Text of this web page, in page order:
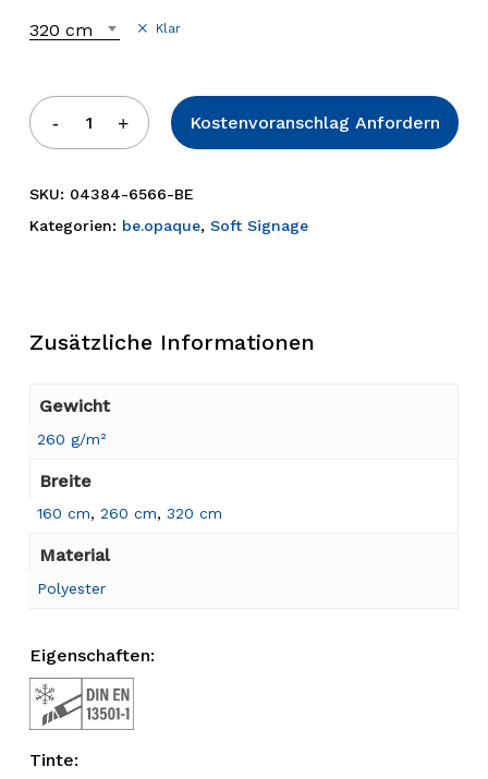
320 cm Klar
Kostenvoranschlag Anfordern
SKU: 04384-6566-BE
Kategorien: be.opaque, Soft Signage
Zusätzliche Informationen
Gewicht
260 g/m²
Breite
160 cm, 260 cm, 320 cm
Material
Polyester
Eigenschaften:
Tinte: